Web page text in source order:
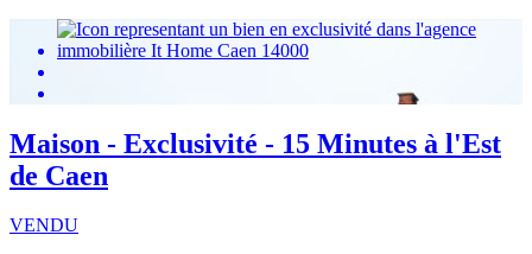
Maison - Exclusivité - 15 Minutes à l'Est
de Caen
VENDU